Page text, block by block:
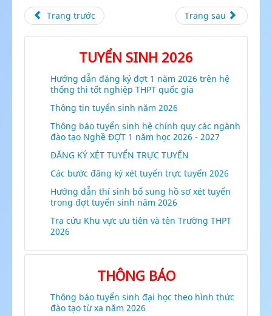
Trang trước Trang sau
TUYỂN SINH 2026
Hướng dẫn đăng ký đợt 1 năm 2026 trên hệ
thống thi tốt nghiệp THPT quốc gia
Thông tin tuyển sinh năm 2026
Thông báo tuyển sinh hệ chính quy các ngành
đào tạo Nghề ĐỢT 1 năm học 2026 - 2027
ĐĂNG KÝ XÉT TUYỂN TRỰC TUYẾN
Các bước đăng ký xét tuyển trực tuyến 2026
Hướng dẫn thí sinh bổ sung hồ sơ xét tuyển
trong đợt tuyển sinh năm 2026
Tra cứu Khu vực ưu tiên và tên Trường THPT
2026
THÔNG BÁO
Thông báo tuyển sinh đại học theo hình thức
đào tạo từ xa năm 2026